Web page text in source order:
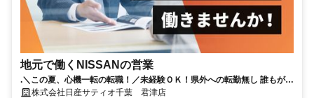
地元で働くNISSANの営業
.＼この夏、心機一転の転職！／未経験ＯＫ！県外への転勤無し 誰もが知
る安心な会社！年間休日119日│賞与4か月分（昨年実績）
株式会社日産サティオ千葉 君津店